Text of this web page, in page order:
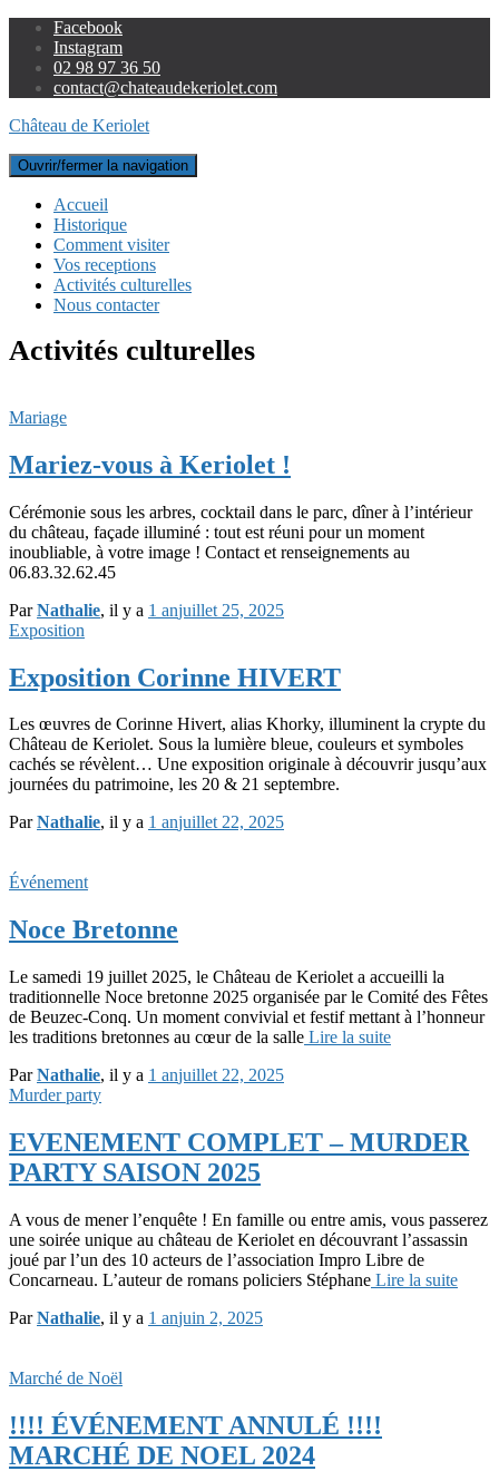
Facebook
Instagram
02 98 97 36 50
contact@chateaudekeriolet.com
Château de Keriolet
Ouvrir/fermer la navigation
Accueil
Historique
Comment visiter
Vos receptions
Activités culturelles
Nous contacter
Activités culturelles
Mariage
Mariez-vous à Keriolet !
Cérémonie sous les arbres, cocktail dans le parc, dîner à l’intérieur
du château, façade illuminé : tout est réuni pour un moment
inoubliable, à votre image ! Contact et renseignements au
06.83.32.62.45
ParNathalie, il y a 1 anjuillet 25, 2025
Exposition
Exposition Corinne HIVERT
Les œuvres de Corinne Hivert, alias Khorky, illuminent la crypte du
Château de Keriolet. Sous la lumière bleue, couleurs et symboles
cachés se révèlent… Une exposition originale à découvrir jusqu’aux
journées du patrimoine, les 20 & 21 septembre.
ParNathalie, il y a 1 anjuillet 22, 2025
Événement
Noce Bretonne
Le samedi 19 juillet 2025, le Château de Keriolet a accueilli la
traditionnelle Noce bretonne 2025 organisée par le Comité des Fêtes
de Beuzec-Conq. Un moment convivial et festif mettant à l’honneur
les traditions bretonnes au cœur de la salle Lire la suite
ParNathalie, il y a 1 anjuillet 22, 2025
Murder party
EVENEMENT COMPLET – MURDER
PARTY SAISON 2025
A vous de mener l’enquête ! En famille ou entre amis, vous passerez
une soirée unique au château de Keriolet en découvrant l’assassin
joué par l’un des 10 acteurs de l’association Impro Libre de
Concarneau. L’auteur de romans policiers Stéphane Lire la suite
ParNathalie, il y a 1 anjuin 2, 2025
Marché de Noël
!!!! ÉVÉNEMENT ANNULÉ !!!!
MARCHÉ DE NOEL 2024